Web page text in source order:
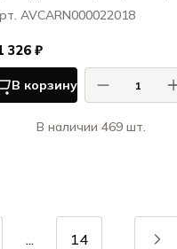
Куп / Vital Coupe
AVCARN000022018
326 ₽
В корзину
В наличии 469 шт.
... 14